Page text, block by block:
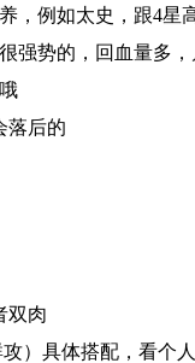
，例如太史，跟4星
强势的，回血量多
落后的
双肉
）具体搭配，看个